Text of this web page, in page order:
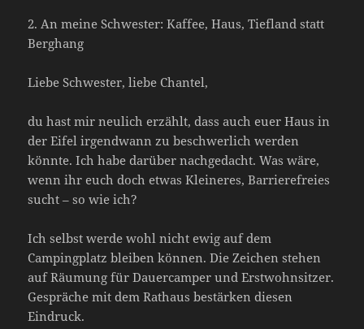
2. An meine Schwester: Kaffee, Haus, Tiefland statt
Berghang
Liebe Schwester, liebe Chantel,
du hast mir neulich erzählt, dass auch euer Haus in
der Eifel irgendwann zu beschwerlich werden
könnte. Ich habe darüber nachgedacht. Was wäre,
wenn ihr euch doch etwas Kleineres, Barrierefreies
sucht – so wie ich?
Ich selbst werde wohl nicht ewig auf dem
Campingplatz bleiben können. Die Zeichen stehen
auf Räumung für Dauercamper und Erstwohnsitzer.
Gespräche mit dem Rathaus bestärken diesen
Eindruck.